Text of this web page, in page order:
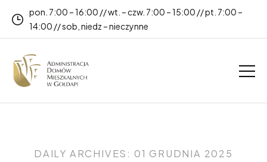
pon. 7:00 – 16:00 // wt. – czw. 7:00 – 15:00 // pt. 7:00 –
14:00 // sob, niedz – nieczynne
DAILY ARCHIVES: 01 GRUDNIA 2025